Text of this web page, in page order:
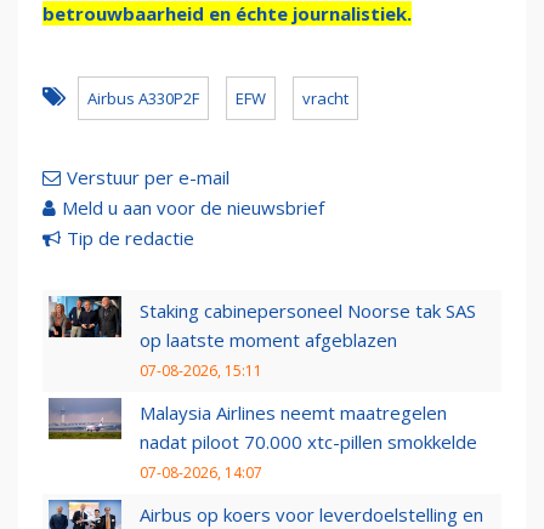
betrouwbaarheid en échte journalistiek.
Airbus A330P2F EFW vracht
Verstuur per e-mail
Meld u aan voor de nieuwsbrief
Tip de redactie
Staking cabinepersoneel Noorse tak SAS
op laatste moment afgeblazen
07-08-2026, 15:11
Malaysia Airlines neemt maatregelen
nadat piloot 70.000 xtc-pillen smokkelde
07-08-2026, 14:07
Airbus op koers voor leverdoelstelling en